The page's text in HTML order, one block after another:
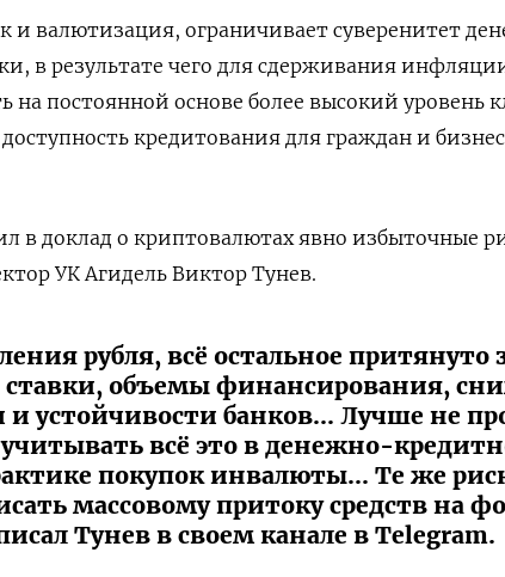
и валютизация, ограничивает суверенитет
в результате чего для сдерживания
на постоянной основе более высокий уровень
кредитования для граждан и
в доклад о криптовалютах явно избыточные
УК Агидель Виктор Тунев.
рубля, всё остальное притянуто
ставки, объемы финансирования,
устойчивости банков... Лучше не
всё это в денежно-
покупок инвалюты... Те же
массовому притоку средств на
Тунев в своем канале в Telegram.